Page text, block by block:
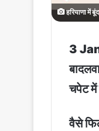
हरियाणा में
3
चपेट में
वैसे